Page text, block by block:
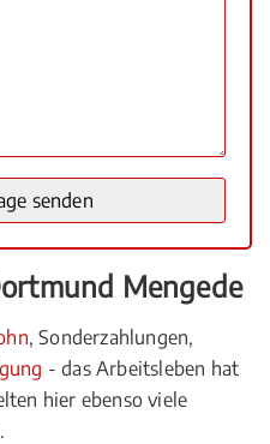
Mengede
, Sonderzahlungen,
- das Arbeitsleben hat
hier ebenso viele